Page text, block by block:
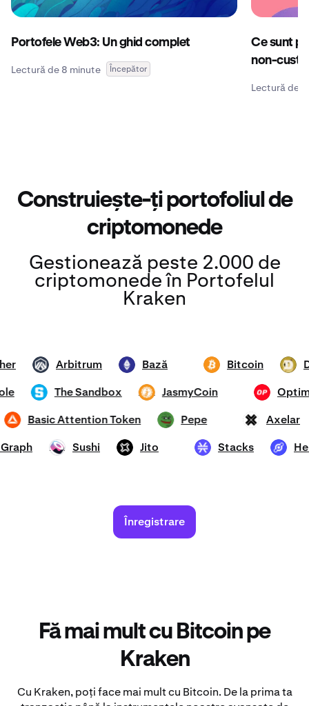
Portofele Web3: Un ghid complet
Lectură de 8 minute Începător
Ce sunt
non-
Lectură de
Construiește-ți portofoliul de
criptomonede
Gestionează peste 2.000 de
criptomonede în Portofelul
Kraken
BTC Bitcoin DOGE
ARB Arbitrum ETH Bază
OP
SAND The Sandbox JASMY JasmyCoin
AXL
BAT Basic Attention Token PEPE Pepe
STX Stacks HNT
Graph SUSHI Sushi Jito
Înregistrare
Fă mai mult cu Bitcoin pe
Kraken
Cu Kraken, poți face mai mult cu Bitcoin. De la prima ta